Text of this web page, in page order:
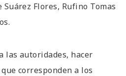
Suárez Flores, Rufino Tomas
las autoridades, hacer
corresponden a los